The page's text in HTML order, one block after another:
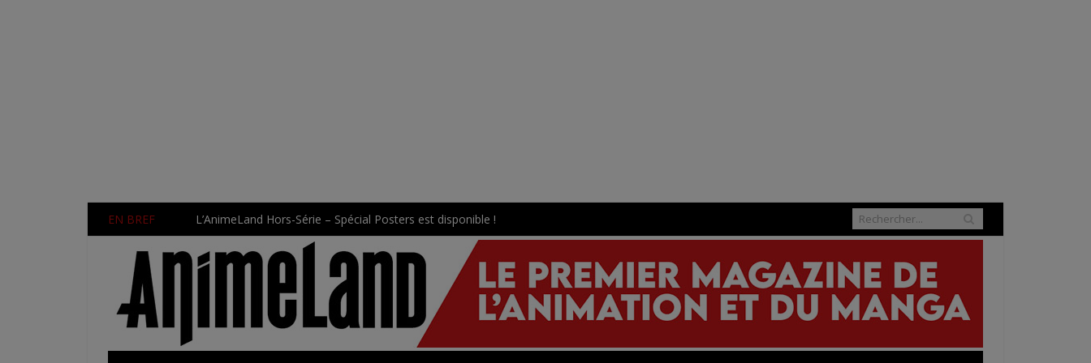
EN BREF L’AnimeLand Hors-Série – Spécial Posters est disponible !